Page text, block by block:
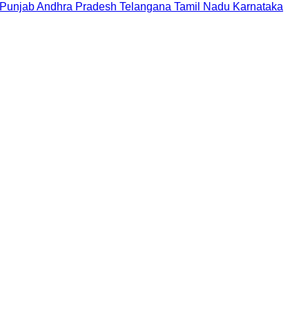
PunjabAndhra Pradesh Telangana Tamil Nadu Karnataka